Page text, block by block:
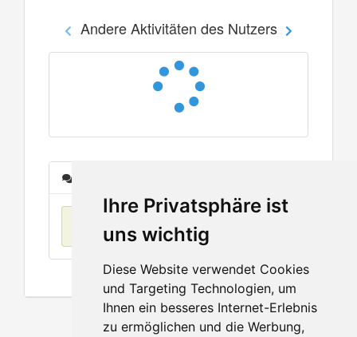
Ihre Privatsphäre ist
uns wichtig
Diese Website verwendet Cookies
und Targeting Technologien, um
Ihnen ein besseres Internet-Erlebnis
zu ermöglichen und die Werbung,
Andere Aktivitäten des Nutzers
Keine Einträge